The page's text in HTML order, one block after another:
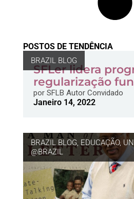
POSTOS DE TENDÊNCIA
BRAZIL BLOG
SFLer lidera
regularização
porSFLB Autor Convidado
Janeiro 14, 2022
BRAZIL BLOG, EDUCAÇÃO,
@BRAZIL